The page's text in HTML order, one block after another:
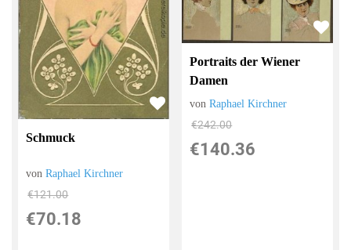
Schmuck
vonRaphael Kirchner
€121.00
€70.18
Portraits der Wiener
Damen
vonRaphael Kirchner
€242.00
€140.36